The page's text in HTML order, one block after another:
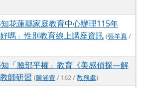
花蓮縣家庭教育中心辦理115年
嗎」性別教育線上講座資訊 (張羊真/
「臉部平權」教育《美感偵探—解
師研習 (陳涵萱/ 162 /教務處)